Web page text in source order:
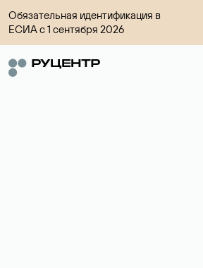
Обязательная идентификация в
ЕСИА с 1 сентября 2026